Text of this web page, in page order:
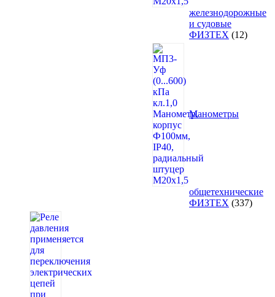
железнодорожные
и судовые
ФИЗТЕХ
1212
Манометры
общетехнические
ФИЗТЕХ 337337